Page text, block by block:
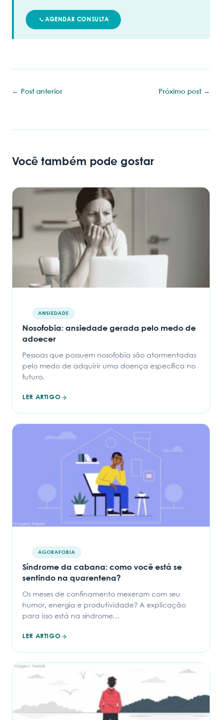
AGENDAR CONSULTA
← Post anterior Próximo post →
Você também pode gostar
ANSIEDADE
Nosofobia: ansiedade gerada pelo medo de
adoecer
Pessoas que possuem nosofobia são atormentadas
pelo medo de adquirir uma doença específica no
futuro.
LER ARTIGO
AGORAFOBIA
Síndrome da cabana: como você está se
sentindo na quarentena?
Os meses de confinamento mexeram com seu
humor, energia e produtividade? A explicação
para isso está na síndrome…
LER ARTIGO